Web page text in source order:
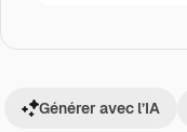
Générer avec l’IA